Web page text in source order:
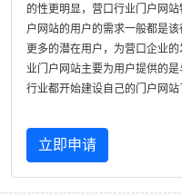
的性更明显，营口行业门户网
户网站的用户的需求一般都是
更多的潜在用户，为营口企业
业门户网站主要为用户提供的
行业都开始建设自己的门户网站
立即申请